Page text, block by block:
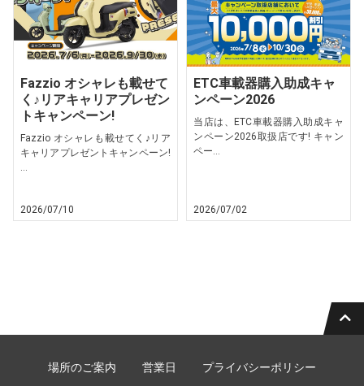
Fazzio オシャレも載せて
く♪リアキャリアプレゼン
トキャンペーン!
Fazzio オシャレも載せてく♪リア
キャリアプレゼントキャンペーン!
...
2026/07/10
ETC車載器購入助成キャ
ンペーン2026
当店は、ETC車載器購入助成キャ
ンペーン2026取扱店です! キャン
ペー...
2026/07/02
場所のご案内 営業日
プライバシーポリシー